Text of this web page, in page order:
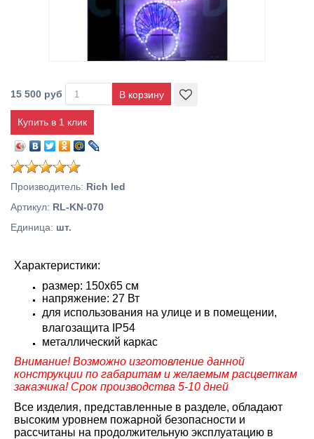
15 500 руб
Купить в 1 клик
Производитель: Rich led
Артикул: RL-KN-070
Единица: шт.
Характеристики:
размер: 150х65 см
напряжение: 27 Вт
для использования на улице и в помещении,
влагозащита IP54
металлический каркас
Внимание! Возможно изготовление данной
конструкции по габаритам и желаемым расцветкам
заказчика! Срок производства 5-10 дней
Все изделия, представленные в разделе, обладают
высоким уровнем пожарной безопасности и
рассчитаны на продолжительную эксплуатацию в